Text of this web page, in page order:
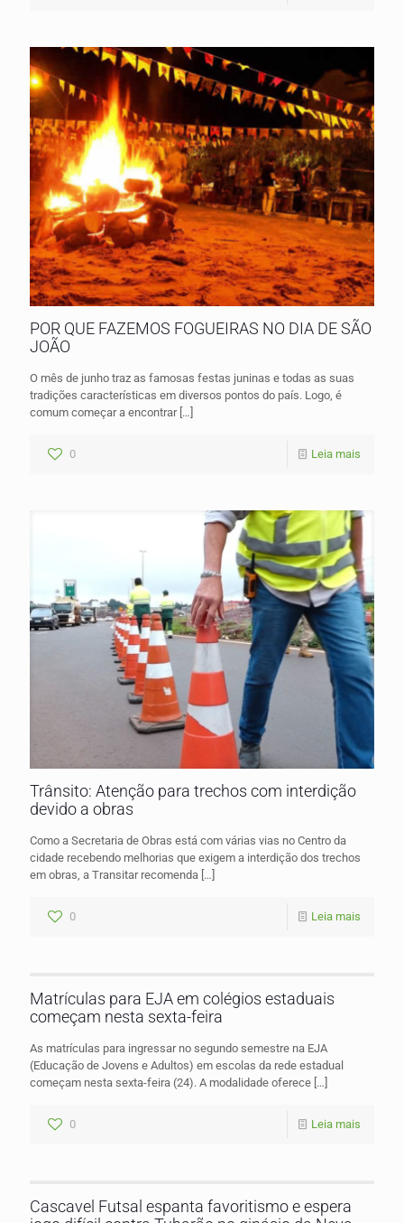
POR QUE FAZEMOS FOGUEIRAS NO DIA DE SÃO
JOÃO
O mês de junho traz as famosas festas juninas e todas as suas
tradições características em diversos pontos do país. Logo, é
comum começar a encontrar[…]
0 Leia mais
Trânsito: Atenção para trechos com interdição
devido a obras
Como a Secretaria de Obras está com várias vias no Centro da
cidade recebendo melhorias que exigem a interdição dos trechos
em obras, a Transitar recomenda […]
0 Leia mais
Matrículas para EJA em colégios estaduais
começam nesta sexta-feira
As matrículas para ingressar no segundo semestre na EJA
(Educação de Jovens e Adultos) em escolas da rede estadual
começam nesta sexta-feira (24). A modalidade oferece […]
0 Leia mais
Cascavel Futsal espanta favoritismo e espera